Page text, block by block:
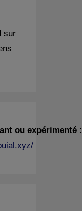
sur
ou expérimenté :